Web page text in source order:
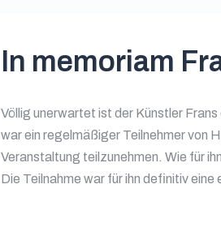
In memoriam
Völlig unerwartet ist der Künstler
war ein regelmäßiger Teilnehmer von
Veranstaltung teilzunehmen. Wie für
Die Teilnahme war für ihn definitiv